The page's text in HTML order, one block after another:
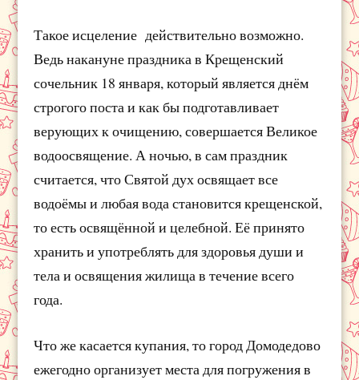
Такое исцеление действительно возможно.
Ведь накануне праздника в Крещенский
сочельник 18 января, который является днём
строгого поста и как бы подготавливает
верующих к очищению, совершается Великое
водоосвящение. А ночью, в сам праздник
считается, что Святой дух освящает все
водоёмы и любая вода становится крещенской,
то есть освящённой и целебной. Её принято
хранить и употреблять для здоровья души и
тела и освящения жилища в течение всего
года.
Что же касается купания, то город Домодедово
ежегодно организует места для погружения в